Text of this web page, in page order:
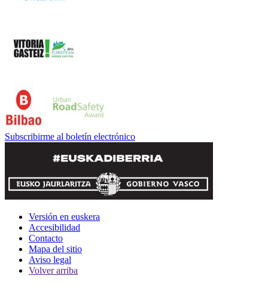
Subscribirme al boletín electrónico
Versión en euskera
Accesibilidad
Contacto
Mapa del sitio
Aviso legal
Volver arriba